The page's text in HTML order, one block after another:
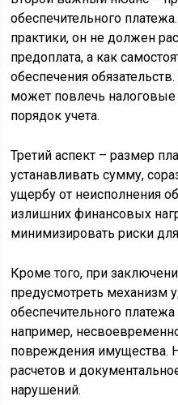
обеспечительного
практики, он не должен
предоплата, а как
обеспечения
может повлечь налоговые
порядок учета.
Третий аспект – размер
устанавливать сумму,
ущербу от неисполнения
излишних финансовых
минимизировать риски
Кроме того, при
предусмотреть механизм
обеспечительного
например,
повреждения имущества.
расчетов и
нарушений.